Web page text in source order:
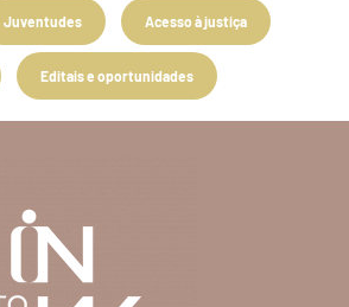
Juventudes Acesso à justiça
Editais e oportunidades